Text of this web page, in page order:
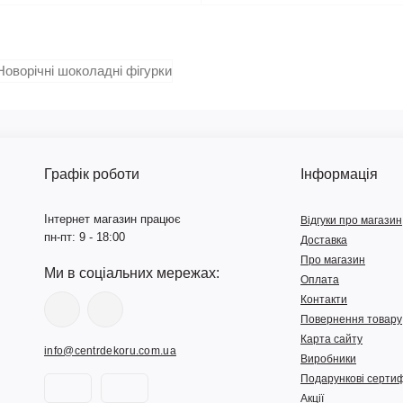
Графік роботи
Інтернет магазин працює
пн-пт: 9 - 18:00
Ми в соціальних мережах:
info@centrdekoru.com.ua
Інформація
Відгуки про магазин
Доставка
Про магазин
Оплата
Контакти
Повернення товару
Карта сайту
Виробники
Подарункові
Акції